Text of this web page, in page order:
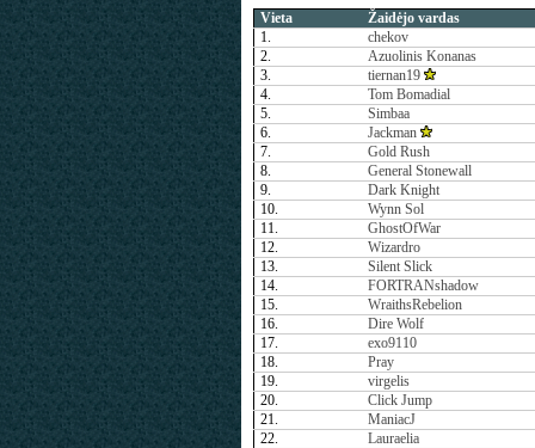
Vieta
Žaidėjo vardas
1.
chekov
2.
Azuolinis Konanas
3.
tiernan19
4.
Tom Bomadial
5.
Simbaa
6.
Jackman
7.
Gold Rush
8.
General Stonewall
9.
Dark Knight
10.
Wynn Sol
11.
GhostOfWar
12.
Wizardro
13.
Silent Slick
14.
FORTRANshadow
15.
WraithsRebelion
16.
Dire Wolf
17.
exo9110
18.
Pray
19.
virgelis
20.
Click Jump
21.
ManiacJ
22.
Lauraelia